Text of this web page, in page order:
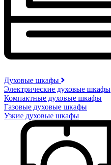
Духовые шкафы
Электрические духовые шкафы
Компактные духовые шкафы
Газовые духовые шкафы
Узкие духовые шкафы